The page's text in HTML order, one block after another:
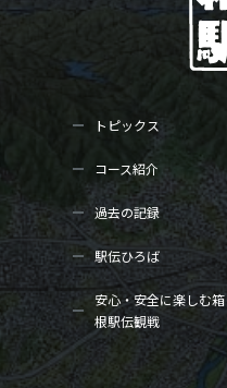
トピックス
コース紹介
過去の記録
駅伝ひろば
安心・安全に楽しむ箱
根駅伝観戦